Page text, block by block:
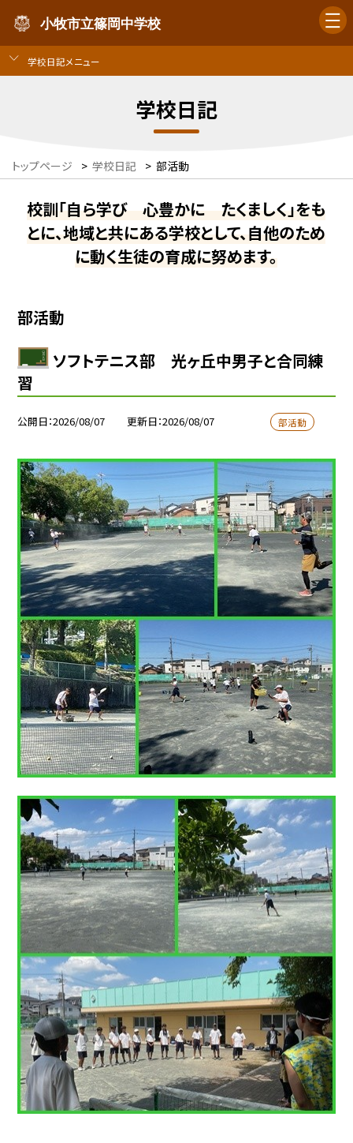
小牧市立篠岡中学校
学校日記メニュー
学校日記
トップページ > 学校日記 > 部活動
校訓「自ら学び 心豊かに たくましく」をも
とに、地域と共にある学校として、自他のため
に動く生徒の育成に努めます。
部活動
ソフトテニス部 光ヶ丘中男子と合同練
習
公開日 2026/08/07 更新日 2026/08/07 部活動